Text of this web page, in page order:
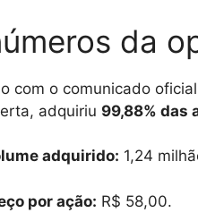
da
com o comunicado
adquiriu 99,88% das
adquirido: 1,24
por ação: R$ 58,00.